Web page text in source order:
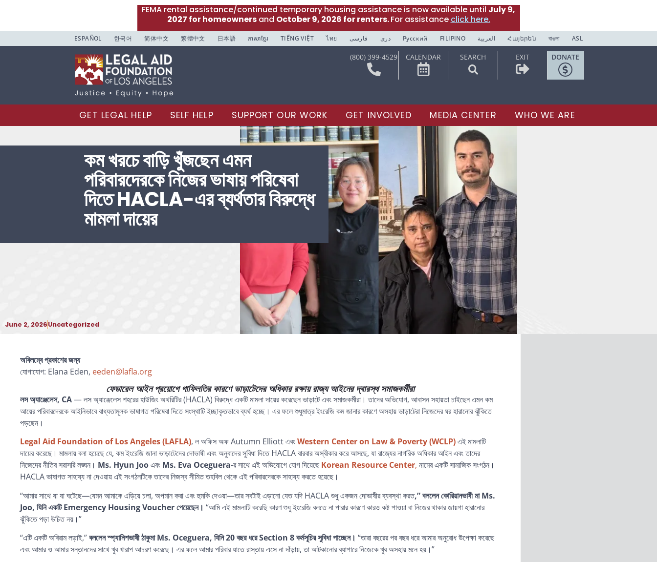
FEMA rental assistance/continued temporary housing assistance is now available until July 9,
2027 for homeownersand October 9, 2026 for renters.For assistance click here.
ESPAÑOL 한국어 简体中文 繁體中文 日本語 ភាសាខ្មែរ TIẾNG VIỆT ไทย فارسی دری Русский FILIPINO العربية Հայերեն বাঙলা ASL
(800) 399-4529 CALENDAR SEARCH EXIT DONATE
GET LEGAL HELP SELF HELP SUPPORT OUR WORK GET INVOLVED MEDIA CENTER WHO WE ARE
কম খরচে বাড়ি খুঁজছেন এমন
পরিবারদেরকে নিজের ভাষায় পরিষেবা
দিতে HACLA-এর ব্যর্থতার বিরুদ্ধে
মামলা দায়ের
June 2, 2026Uncategorized
অবিলম্বে প্রকাশের জন্য
যোগাযোগ: Elana Eden, eeden@lafla.org
ফেডারেল আইন প্রয়োগে গাফিলতির কারণে ভাড়াটেদের অধিকার রক্ষায় রাজ্য আইনের দ্বারস্থ সমাজকর্মীরা
লস অ্যাঞ্জেলেস, CA— লস অ্যাঞ্জেলেস শহরের হাউজিং অথরিটির (HACLA) বিরুদ্ধে একটি মামলা দায়ের করেছেন ভাড়াটে এবং সমাজকর্মীরা। তাদের অভিযোগ, আবাসন সহায়তা চাইছেন এমন কম
আয়ের পরিবারদেরকে আইনিভাবে বাধ্যতামূলক ভাষাগত পরিষেবা দিতে সংস্থাটি ইচ্ছাকৃতভাবে ব্যর্থ হচ্ছে। এর ফলে শুধুমাত্র ইংরেজি কম জানার কারণে অসহায় ভাড়াটেরা নিজেদের ঘর হারানোর ঝুঁকিতে
পড়ছেন।
Legal Aid Foundation of Los Angeles (LAFLA), ল অফিস অফAutumn ElliottএবংWestern Center on Law & Poverty (WCLP)এই মামলাটি
দায়ের করেছে। মামলায় বলা হয়েছে যে, কম ইংরেজি জানা ভাড়াটেদের দোভাষী এবং অনুবাদের সুবিধা দিতে HACLA বারবার অস্বীকার করে আসছে, যা রাজ্যের নাগরিক অধিকার আইন এবং তাদের
নিজেদের নীতির সরাসরি লঙ্ঘন। Ms. Hyun Jooএবং Ms. Eva Oceguera-র সাথেএইঅভিযোগেযোগদিয়েছে Korean Resource Center, নামেরএকটিসামাজিকসংগঠন ।
HACLAভাষাগতসাহায্যনাদেওয়ায়এইসংগঠনটিকেতাদেরনিজস্বসীমিততহবিলথেকেএইপরিবারদেরকেসাহায্যকরতেহয়েছে ।
“আমার সাথে যা যা ঘটেছে—যেমন আমাকে এড়িয়ে চলা, অপমান করা এবং হুমকি দেওয়া—তার সবটাই এড়ানো যেত যদি HACLA শুধু একজন দোভাষীর ব্যবস্থা করত,” বললেন কোরিয়ানভাষী মা Ms.
Joo, যিনি একটি Emergency Housing Voucher পেয়েছেন। “আমি এই মামলাটি করেছি কারণ শুধু ইংরেজি বলতে না পারার কারণে কারও কষ্ট পাওয়া বা নিজের থাকার জায়গা হারানোর
ঝুঁকিতে পড়া উচিত নয়।”
“এটি একটি অবিরাম লড়াই,”বললেন স্প্যানিশভাষী ঠাকুমা Ms. Oceguera, যিনি 20 বছর ধরে Section 8 কর্মসূচির সুবিধা পাচ্ছেন। “তারা বছরের পর বছর ধরে আমার অনুরোধ উপেক্ষা করেছে
এবং আমার ও আমার সন্তানদের সাথে খুব খারাপ আচরণ করেছে। এর ফলে আমার পরিবার যাতে রাস্তায় এসে না দাঁড়ায়, তা আটকানোর ব্যাপারে নিজেকে খুব অসহায় মনে হয়।”